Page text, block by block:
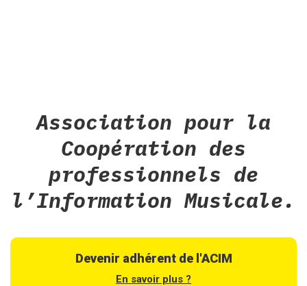
Association pour la
Coopération des
professionnels de
l’Information Musicale.
Devenir adhérent de l'ACIM
En savoir plus ?